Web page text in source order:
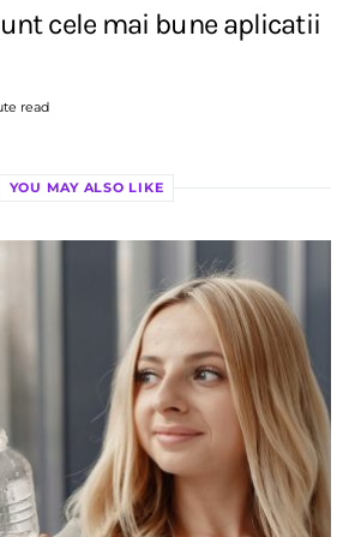
cele mai bune aplicatii
read
YOU MAY ALSO LIKE